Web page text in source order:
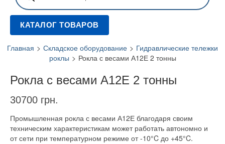
КАТАЛОГ ТОВАРОВ
Главная > Складское оборудование > Гидравлические тележки
роклы > Рокла с весами А12Е 2 тонны
Рокла с весами А12Е 2 тонны
30700 грн.
Промышленная рокла с весами А12Е благодаря своим
техническим характеристикам может работать автономно и
от сети при температурном режиме от -10°C до +45°C.